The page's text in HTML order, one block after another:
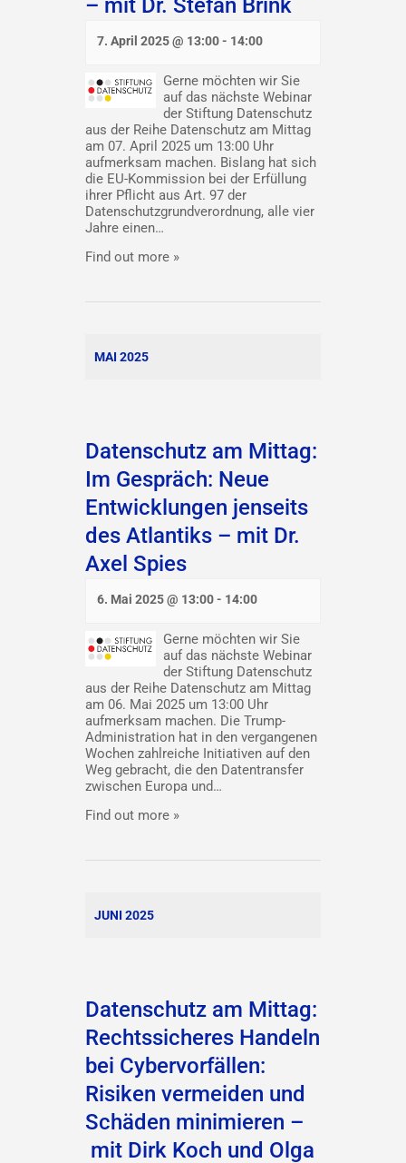
– mit Dr. Stefan Brink
7. April 2025 @ 13:00- 14:00
Gerne möchten wir Sie
auf das nächste Webinar
der Stiftung Datenschutz
aus der Reihe Datenschutz am Mittag
am 07. April 2025 um 13:00 Uhr
aufmerksam machen. Bislang hat sich
die EU-Kommission bei der Erfüllung
ihrer Pflicht aus Art. 97 der
Datenschutzgrundverordnung, alle vier
Jahre einen…
Find out more »
MAI 2025
Datenschutz am Mittag:
Im Gespräch: Neue
Entwicklungen jenseits
des Atlantiks – mit Dr.
Axel Spies
6. Mai 2025 @ 13:00- 14:00
Gerne möchten wir Sie
auf das nächste Webinar
der Stiftung Datenschutz
aus der Reihe Datenschutz am Mittag
am 06. Mai 2025 um 13:00 Uhr
aufmerksam machen. Die Trump-
Administration hat in den vergangenen
Wochen zahlreiche Initiativen auf den
Weg gebracht, die den Datentransfer
zwischen Europa und…
Find out more »
JUNI 2025
Datenschutz am Mittag:
Rechtssicheres Handeln
bei Cybervorfällen:
Risiken vermeiden und
Schäden minimieren –
mit Dirk Koch und Olga